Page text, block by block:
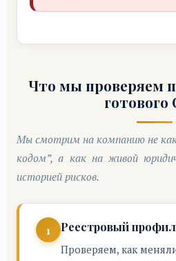
Что мы проверяем
Мы смотрим на компанию не как
кодом”, а как на живой
историей рисков.
Реестровый
Проверяем, как